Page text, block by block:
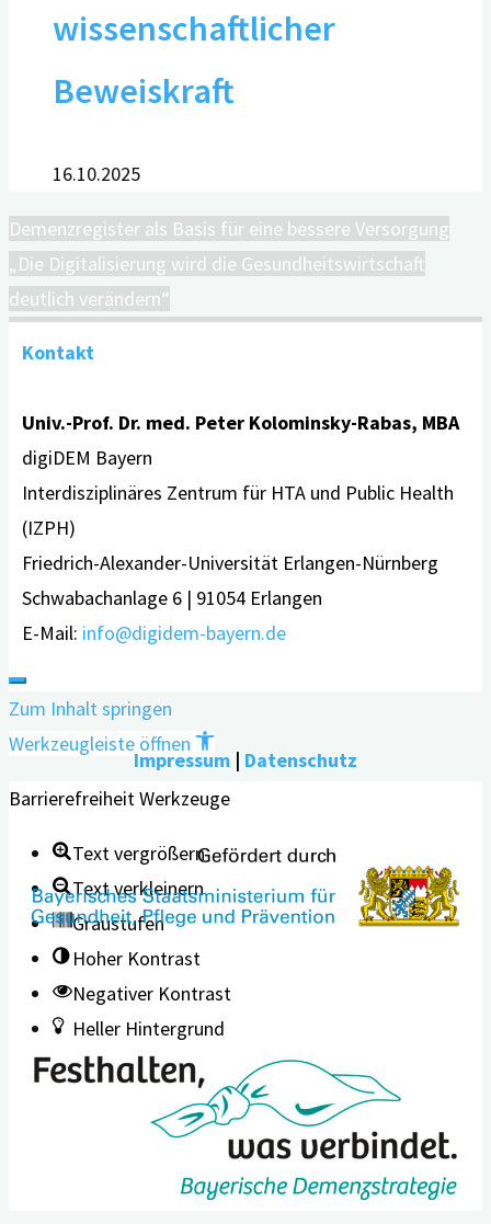
wissenschaftlicher
Beweiskraft
16.10.2025
Demenzregister als Basis für eine bessere Versorgung
„Die Digitalisierung wird die Gesundheitswirtschaft
deutlich verändern“
Kontakt
Univ.-Prof. Dr. med. Peter Kolominsky-Rabas, MBA
digiDEM Bayern
Interdisziplinäres Zentrum für HTA und Public Health
(IZPH)
Friedrich-Alexander-Universität Erlangen-Nürnberg
Schwabachanlage 6 | 91054 Erlangen
E-Mail: info@digidem-bayern.de
Impressum | Datenschutz
Zum Inhalt springen
Werkzeugleiste öffnen
Barrierefreiheit Werkzeuge
Text vergrößern
Text verkleinern
Graustufen
Hoher Kontrast
Negativer Kontrast
Heller Hintergrund
Links unterstreichen
Lesbarkeit erhöhen
Zurücksetzen
Leichte Sprache